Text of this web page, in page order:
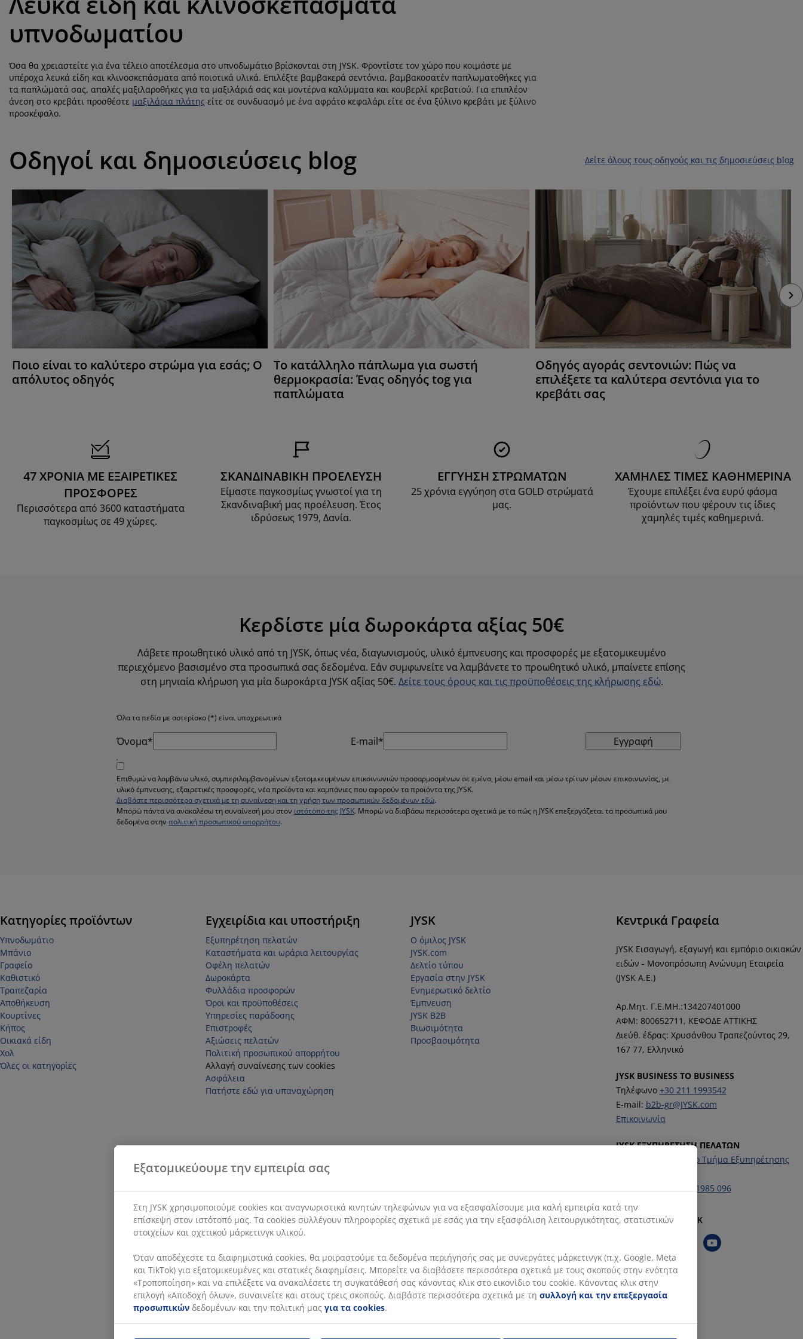
υπνοδωματίου
Όσα θα χρειαστείτε για ένα τέλειο αποτέλεσμα στο υπνοδωμάτιο βρίσκονται στη JYSK. Φροντίστε τον χώρο που κοιμάστε με
υπέροχα λευκά είδη και κλινοσκεπάσματα από ποιοτικά υλικά. Επιλέξτε βαμβακερά σεντόνια, βαμβακοσατέν παπλωματοθήκες για
τα παπλώματά σας, απαλές μαξιλαροθήκες για τα μαξιλάριά σας και μοντέρνα καλύμματα και κουβερλί κρεβατιού. Για επιπλέον
άνεση στο κρεβάτι προσθέστε μαξιλάρια πλάτης είτε σε συνδυασμό με ένα αφράτο κεφαλάρι είτε σε ένα ξύλινο κρεβάτι με ξύλινο
προσκέφαλο.
Οδηγοί και δημοσιεύσεις blog Δείτε όλους τους οδηγούς και τις δημοσιεύσεις blog
Ποιο είναι το καλύτερο στρώμα για εσάς; Ο
απόλυτος οδηγός
Το κατάλληλο πάπλωμα για σωστή
θερμοκρασία: Ένας οδηγός tog για
παπλώματα
Οδηγός αγοράς σεντονιών: Πώς να
επιλέξετε τα καλύτερα σεντόνια για το
κρεβάτι σας
47 ΧΡΟΝΙΑ ΜΕ ΕΞΑΙΡΕΤΙΚΕΣ
ΠΡΟΣΦΟΡΕΣ
Περισσότερα από 3600 καταστήματα
παγκοσμίως σε 49 χώρες.
ΣΚΑΝΔΙΝΑΒΙΚΗ ΠΡΟΕΛΕΥΣΗ
Είμαστε παγκοσμίως γνωστοί για τη
Σκανδιναβική μας προέλευση. Έτος
ιδρύσεως 1979, Δανία.
ΕΓΓΥΗΣΗ ΣΤΡΩΜΑΤΩΝ
25 χρόνια εγγύηση στα GOLD στρώματά
μας.
ΧΑΜΗΛΕΣ ΤΙΜΕΣ ΚΑΘΗΜΕΡΙΝΑ
Έχουμε επιλέξει ένα ευρύ φάσμα
προϊόντων που φέρουν τις ίδιες
χαμηλές τιμές καθημερινά.
Κερδίστε μία δωροκάρτα αξίας 50€
Λάβετε προωθητικό υλικό από τη JYSK, όπως νέα, διαγωνισμούς, υλικό έμπνευσης και προσφορές με εξατομικευμένο
περιεχόμενο βασισμένο στα προσωπικά σας δεδομένα. Εάν συμφωνείτε να λαμβάνετε το προωθητικό υλικό, μπαίνετε επίσης
στη μηνιαία κλήρωση για μία δωροκάρτα JYSK αξίας 50€. Δείτε τους όρους και τις προϋποθέσεις της κλήρωσης εδώ.
Όλα τα πεδία με αστερίσκο (*) είναι υποχρεωτικά
Όνομα* E-mail* Εγγραφή
Επιθυμώ να λαμβάνω υλικό, συμπεριλαμβανομένων εξατομικευμένων επικοινωνιών προσαρμοσμένων σε εμένα, μέσω email και μέσω τρίτων μέσων επικοινωνίας, με
υλικό έμπνευσης, εξαιρετικές προσφορές, νέα προϊόντα και καμπάνιες που αφορούν τα προϊόντα της JYSK.
Διαβάστε περισσότερα σχετικά με τη συναίνεση και τη χρήση των προσωπικών δεδομένων εδώ.
Μπορώ πάντα να ανακαλέσω τη συναίνεσή μου στον ιστότοπο της JYSK. Μπορώ να διαβάσω περισσότερα σχετικά με το πώς η JYSK επεξεργάζεται τα προσωπικά μου
δεδομένα στην πολιτική προσωπικού απορρήτου.
Κατηγορίες προϊόντων
Υπνοδωμάτιο
Μπάνιο
Γραφείο
Καθιστικό
Τραπεζαρία
Αποθήκευση
Κουρτίνες
Κήπος
Οικιακά είδη
Χολ
Όλες οι κατηγορίες
Εγχειρίδια και υποστήριξη
Εξυπηρέτηση πελατών
Καταστήματα και ωράρια λειτουργίας
Οφέλη πελατών
Δωροκάρτα
Φυλλάδια προσφορών
Όροι και προϋποθέσεις
Υπηρεσίες παράδοσης
Επιστροφές
Αξιώσεις πελατών
Πολιτική προσωπικού απορρήτου
Αλλαγή συναίνεσης των cookies
Ασφάλεια
Πατήστε εδώ για υπαναχώρηση
JYSK
Ο όμιλος JYSK
JYSK.com
Δελτίο τύπου
Εργασία στην JYSK
Ενημερωτικό δελτίο
Έμπνευση
JYSK B2B
Βιωσιμότητα
Προσβασιμότητα
Κεντρικά Γραφεία
JYSK Εισαγωγή, εξαγωγή και εμπόριο οικιακών
ειδών - Μονοπρόσωπη Ανώνυμη Εταιρεία
(JYSK Α.Ε.)
Αρ.Μητ. Γ.Ε.ΜΗ.:134207401000
ΑΦΜ: 800652711, ΚΕΦΟΔΕ ΑΤΤΙΚΗΣ
Διεύθ. έδρας: Χρυσάνθου Τραπεζούντος 29,
167 77, Ελληνικό
JYSK BUSINESS TO BUSINESS
Τηλέφωνο +30 211 1993542
E-mail: b2b-gr@JYSK.com
Επικοινωνία
JYSK ΕΞΥΠΗΡΕΤΗΣΗ ΠΕΛΑΤΩΝ
Επικοινωνήστε με το Τμήμα Εξυπηρέτησης
Τηλέφωνο:+30 211 1985 096
Ακολουθήστε τη JYSK
Εξατομικεύουμε την εμπειρία σας
Στη JYSK χρησιμοποιούμε cookies και αναγνωριστικά κινητών τηλεφώνων για να εξασφαλίσουμε μια καλή εμπειρία κατά την
επίσκεψη στον ιστότοπό μας. Τα cookies συλλέγουν πληροφορίες σχετικά με εσάς για την εξασφάλιση λειτουργικότητας, στατιστικών
στοιχείων και σχετικού μάρκετινγκ υλικού.
Όταν αποδέχεστε τα διαφημιστικά cookies, θα μοιραστούμε τα δεδομένα περιήγησής σας με συνεργάτες μάρκετινγκ (π.χ. Google, Meta
και TikTok) για εξατομικευμένες και στατικές διαφημίσεις. Μπορείτε να διαβάσετε περισσότερα σχετικά με τους σκοπούς στην ενότητα
«Τροποποίηση» και να επιλέξετε να ανακαλέσετε τη συγκατάθεσή σας κάνοντας κλικ στο εικονίδιο του cookie. Κάνοντας κλικ στην
επιλογή «Αποδοχή όλων», συναινείτε και στους τρεις σκοπούς. Διαβάστε περισσότερα σχετικά με τη συλλογή και την επεξεργασία
προσωπικών δεδομένων και την πολιτική μας για τα cookies.